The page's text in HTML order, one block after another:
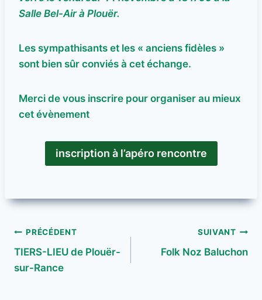
Salle Bel-Air à Plouër.
Les sympathisants et les « anciens fidèles »
sont bien sûr conviés à cet échange.
Merci de vous inscrire pour organiser au mieux
cet évènement
inscription à l’apéro rencontre
Navigation
de
PRÉCÉDENT
TIERS-LIEU de Plouër-
sur-Rance
SUIVANT
Folk Noz Baluchon